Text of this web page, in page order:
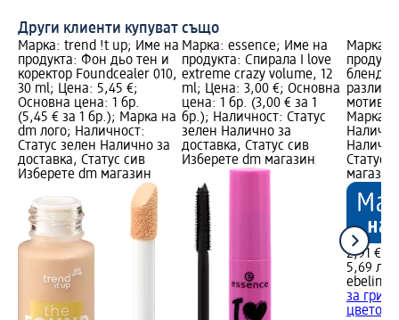
Други клиенти купуват също
Марка: trend !t up; Име на
продукта: Фон дьо тен и
коректор Foundcealer 010,
30 ml; Цена: 5,45 €;
Основна цена: 1 бр.
(5,45 € за 1 бр.); Марка на
dm лого; Наличност:
Статус зелен Налично за
доставка, Статус сив
Изберете dm магазин
Марка: essence; Име на
продукта: Спирала I love
extreme crazy volume, 12
ml; Цена: 3,00 €; Основна
цена: 1 бр. (3,00 € за 1
бр.); Наличност: Статус
зелен Налично за
доставка, Статус сив
Изберете dm магазин
Марка:
мотиви,
Марка
Статус
магазин
2,91 €
5,69 лв.
ebelin
за